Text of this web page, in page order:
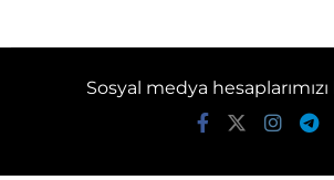
Sosyal medya